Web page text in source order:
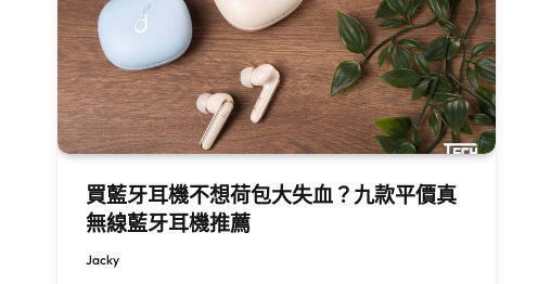
買藍牙耳機不想荷包大失血？九款平價真
無線藍牙耳機推薦
Jacky